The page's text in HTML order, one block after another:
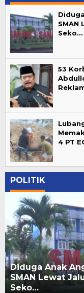
SMAN
Seko…
53
4 PT
POLITIK
Lubang
Korban ke 53,